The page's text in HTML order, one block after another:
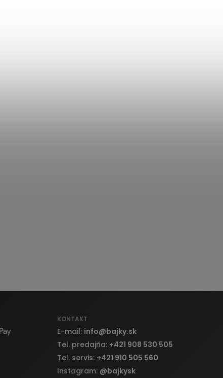
KONTAKT
E-mail: info@bajky.sk
Tel. predajňa: +421 908 530 505
Tel. servis: +421 910 505 560
Instagram: @bajkysk